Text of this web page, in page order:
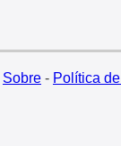
Sobre- Política